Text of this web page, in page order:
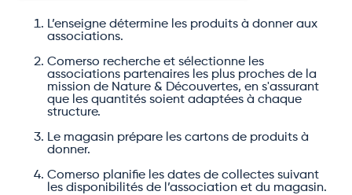
L’enseigne détermine les produits à donner aux
associations.
Comerso recherche et sélectionne les
associations partenaires les plus proches de la
mission de Nature & Découvertes, en s'assurant
que les quantités soient adaptées à chaque
structure.
Le magasin prépare les cartons de produits à
donner.
Comerso planifie les dates de collectes suivant
les disponibilités de l’association et du magasin.